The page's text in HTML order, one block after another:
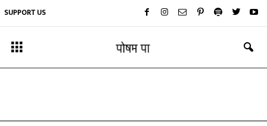
SUPPORT US
कविता
डोर और पतंग
Byममता पंडित